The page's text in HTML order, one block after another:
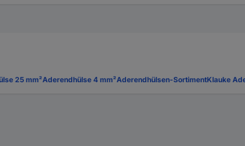
25 mm²Aderendhülse 4 mm²Aderendhülsen-SortimentKlauke